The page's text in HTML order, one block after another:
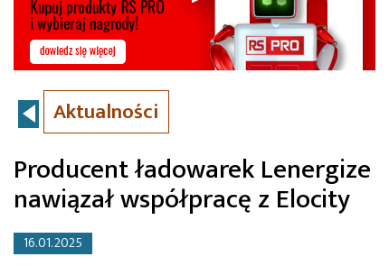
Aktualności
Producent ładowarek Lenergize
nawiązał współpracę z Elocity
16.01.2025